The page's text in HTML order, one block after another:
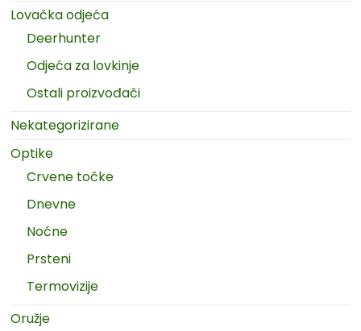
Lovačka odjeća
Deerhunter
Odjeća za lovkinje
Ostali proizvođači
Nekategorizirane
Optike
Crvene točke
Dnevne
Noćne
Prsteni
Termovizije
Oružje